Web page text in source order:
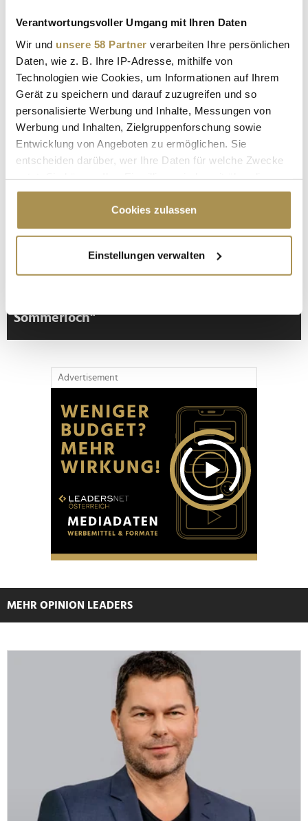
Verantwortungsvoller Umgang mit Ihren Daten
Wir und unsere 58 Partner verarbeiten Ihre persönlichen
Daten, wie z. B. Ihre IP-Adresse, mithilfe von
Technologien wie Cookies, um Informationen auf Ihrem
Gerät zu speichern und darauf zuzugreifen und so
personalisierte Werbung und Inhalte, Messungen von
Werbung und Inhalten, Zielgruppenforschung sowie
Entwicklung von Angeboten zu ermöglichen. Sie
entscheiden darüber, wer Ihre Daten für welche Zwecke
Cookie-Erklärung oder durch Klicken auf das Privacy
Trigger Symbol ändern oder widerrufen
Informationen über Ihre geografische Lage
erfassen, welche bis auf einige Meter genau sein
Abschnitt Einzelheiten
Wir verwenden Cookies, um Inhalte und Anzeigen zu
personalisieren, Funktionen für soziale Medien anbieten
zu können und die Zugriffe auf unsere Website zu
analysieren. Außerdem geben wir Informationen zu Ihrer
Verwendung unserer Website an unsere Partner für
soziale Medien, Werbung und Analysen weiter. Unsere
Partner führen diese Informationen möglicherweise mit
weiteren Daten zusammen, die Sie ihnen bereitgestellt
gesammelt haben.
Cookies zulassen
Einstellungen verwalten
Nachname / Firma
SUCHEN
LEADERSNET.TV
LAUTSCHALTEN
Sommerloch"
Advertisement
MEHR OPINION LEADERS